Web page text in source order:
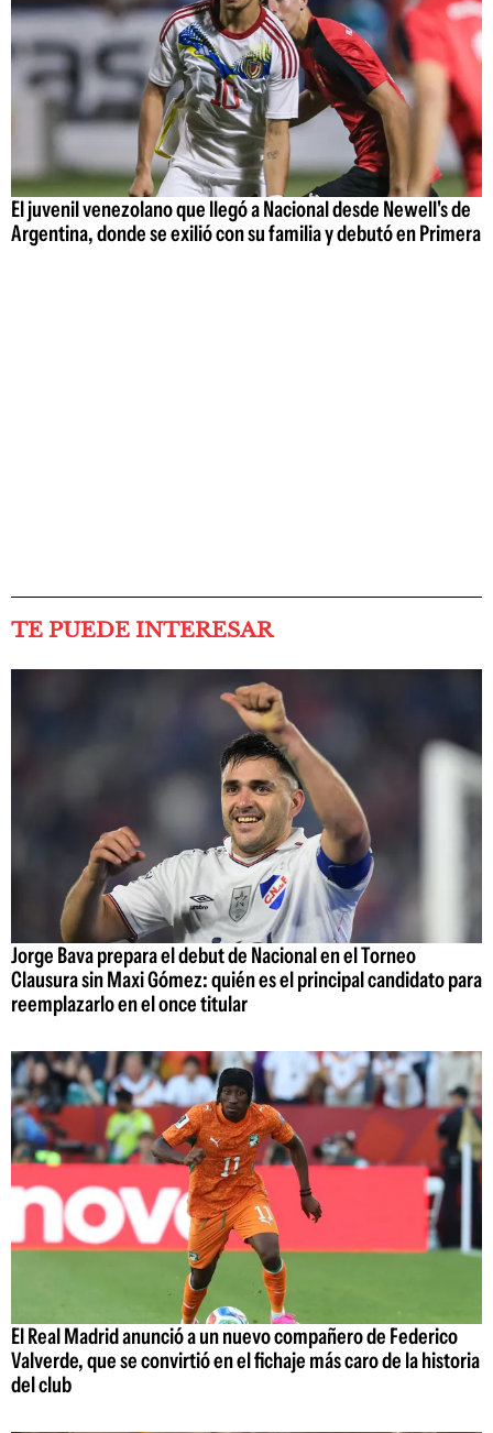
El juvenil venezolano que llegó a Nacional desde Newell's de
Argentina, donde se exilió con su familia y debutó en Primera
TE PUEDE INTERESAR
Jorge Bava prepara el debut de Nacional en el Torneo
Clausura sin Maxi Gómez: quién es el principal candidato para
reemplazarlo en el once titular
El Real Madrid anunció a un nuevo compañero de Federico
Valverde, que se convirtió en el fichaje más caro de la historia
del club